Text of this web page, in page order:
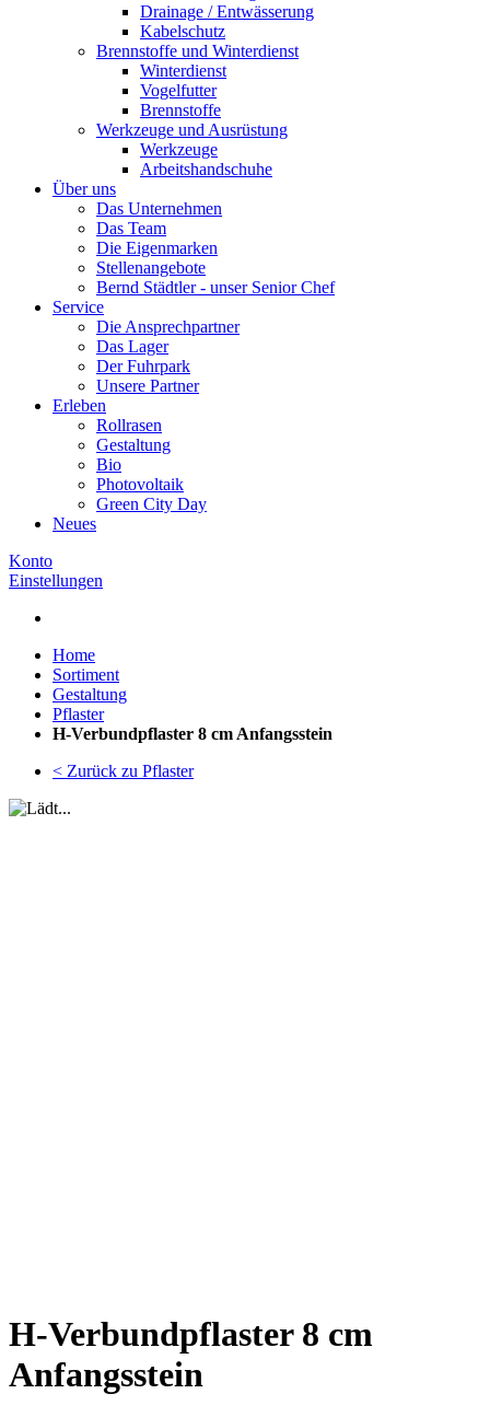
Drainage / Entwässerung
Kabelschutz
Brennstoffe und Winterdienst
Winterdienst
Vogelfutter
Brennstoffe
Werkzeuge und Ausrüstung
Werkzeuge
Arbeitshandschuhe
Über uns
Das Unternehmen
Das Team
Die Eigenmarken
Stellenangebote
Bernd Städtler - unser Senior Chef
Service
Die Ansprechpartner
Das Lager
Der Fuhrpark
Unsere Partner
Erleben
Rollrasen
Gestaltung
Bio
Photovoltaik
Green City Day
Neues
Konto
Einstellungen
Home
Sortiment
Gestaltung
Pflaster
H-Verbundpflaster 8 cm Anfangsstein
< Zurück zu Pflaster
H-Verbundpflaster 8 cm
Anfangsstein